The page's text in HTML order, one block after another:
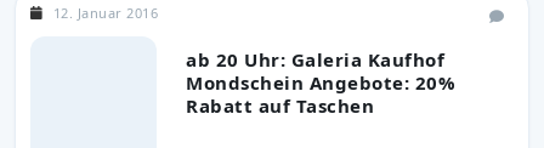
ab 20 Uhr: Galeria Kaufhof
Mondschein Angebote: 20%
Rabatt auf Taschen
12. Januar 2016